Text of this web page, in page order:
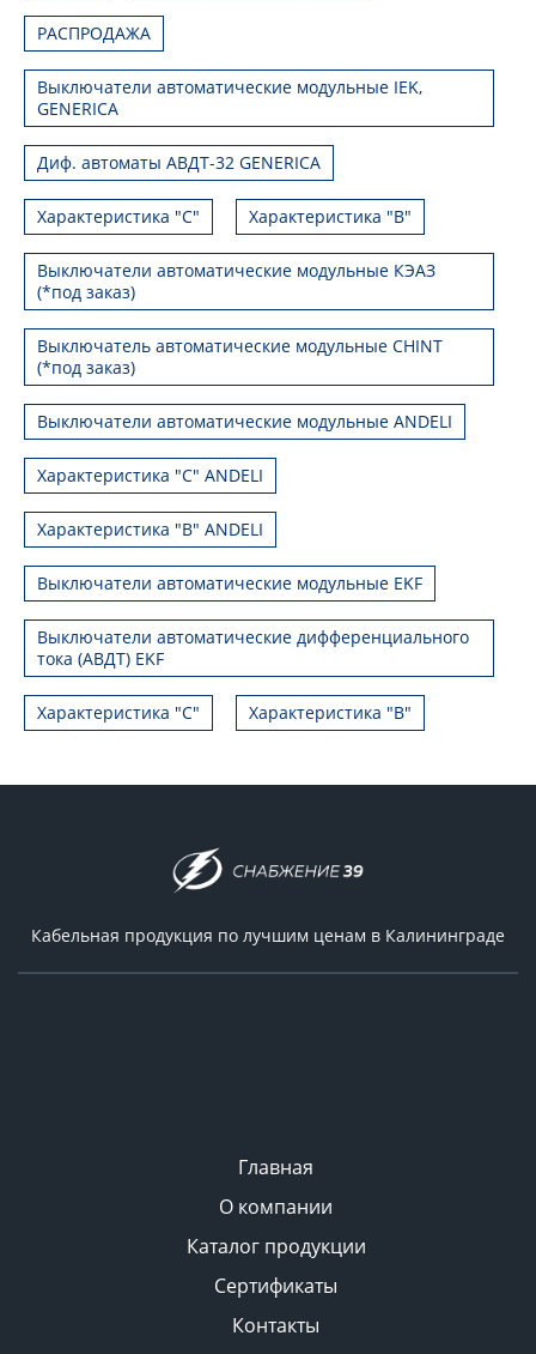
РАСПРОДАЖА
Выключатели автоматические модульные IEK,
GENERICA
Диф. автоматы АВДТ-32 GENERICA
Характеристика "С" Характеристика "В"
Выключатели автоматические модульные КЭАЗ
(*под заказ)
Выключатель автоматические модульные CHINT
(*под заказ)
Выключатели автоматические модульные ANDELI
Характеристика "C" ANDELI
Характеристика "B" ANDELI
Выключатели автоматические модульные EKF
Выключатели автоматические дифференциального
тока (АВДТ) EKF
Характеристика "С" Характеристика "B"
Кабельная продукция по лучшим ценам в Калининграде
Главная
О компании
Каталог продукции
Сертификаты
Контакты